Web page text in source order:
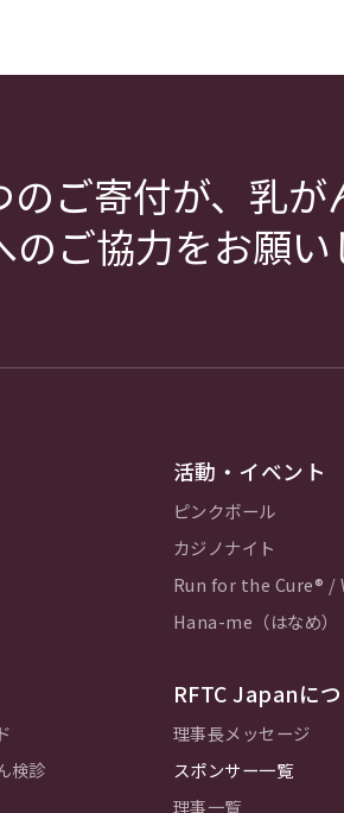
ご寄付が、乳が
ご協力をお願い
検診
活動・イベント
ピンクボール
カジノナイト
Run for the Cure® /
Hana-me（はなめ）
RFTC Japanに
理事長メッセージ
スポンサー一覧
理事一覧